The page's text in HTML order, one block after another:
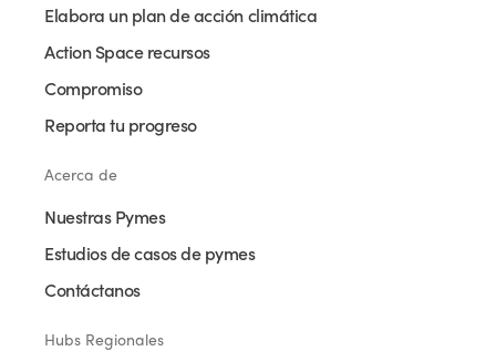
Elabora un plan de acción climática
Action Space recursos
Compromiso
Reporta tu progreso
Acerca de
Nuestras Pymes
Estudios de casos de pymes
Contáctanos
Hubs Regionales